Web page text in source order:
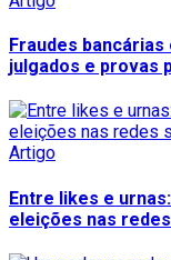
Fraudes
julgados e provas
Artigo
Entre likes e
eleições nas